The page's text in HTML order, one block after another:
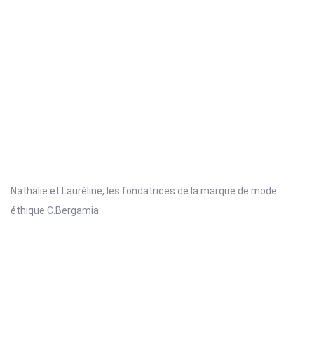
Nathalie et Lauréline, les fondatrices de la marque de mode
éthique C.Bergamia